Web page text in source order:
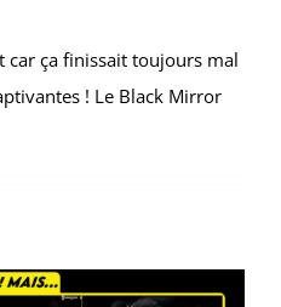
car ça finissait toujours mal
! Le Black Mirror